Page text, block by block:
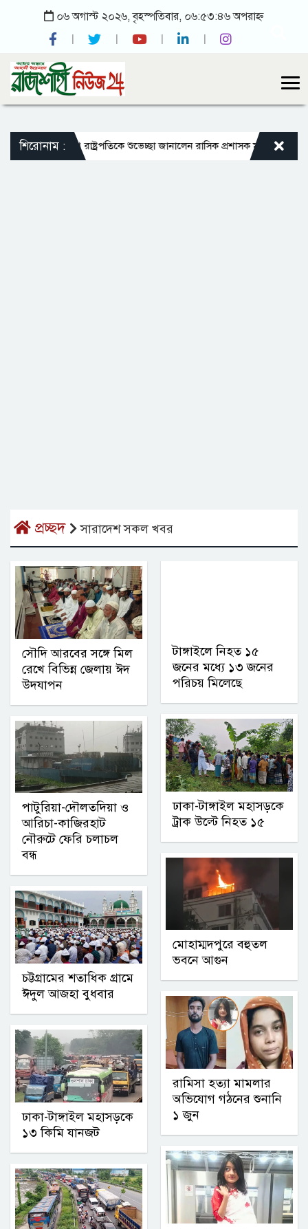
০৬ অগাস্ট ২০২৬, বৃহস্পতিবার, ০৬:৫৩:৪৬ অপরাহ্ন
শিরোনাম :
ভারপ্রাপ্ত রাষ্ট্রপতিকে শুভেচ্ছা জানালেন রাসিক প্রশাসক মাহফুজুর রহমান
প্রচ্ছদ সারাদেশ সকল খবর
সৌদি আরবের সঙ্গে মিল
রেখে বিভিন্ন জেলায় ঈদ
উদযাপন
পাটুরিয়া-দৌলতদিয়া ও
আরিচা-কাজিরহাট
নৌরুটে ফেরি চলাচল
বন্ধ
চট্টগ্রামের শতাধিক গ্রামে
ঈদুল আজহা বুধবার
ঢাকা-টাঙ্গাইল মহাসড়কে
১৩ কিমি যানজট
টাঙ্গাইলে নিহত ১৫
জনের মধ্যে ১৩ জনের
পরিচয় মিলেছে
ঢাকা-টাঙ্গাইল মহাসড়কে
ট্রাক উল্টে নিহত ১৫
মোহাম্মদপুরে বহুতল
ভবনে আগুন
রামিসা হত্যা মামলার
অভিযোগ গঠনের শুনানি
১ জুন